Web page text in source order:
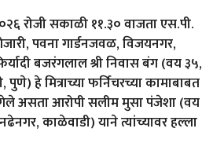
रोजी सकाळी ११.३० वाजता एस.पी.
पवना गार्डनजवळ, विजयनगर,
बजरंगलाल श्री निवास बंग (वय ३५,
पुणे) हे मित्राच्या फर्निचरच्या कामाबाबत
असता आरोपी सलीम मुसा पंजेशा (वय
काळेवाडी) याने त्यांच्यावर हल्ला